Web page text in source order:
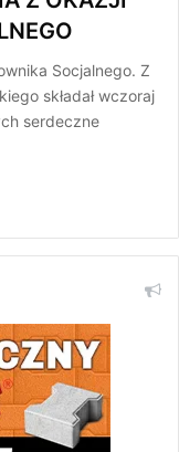
Socjalnego. Z
składał wczoraj
serdeczne